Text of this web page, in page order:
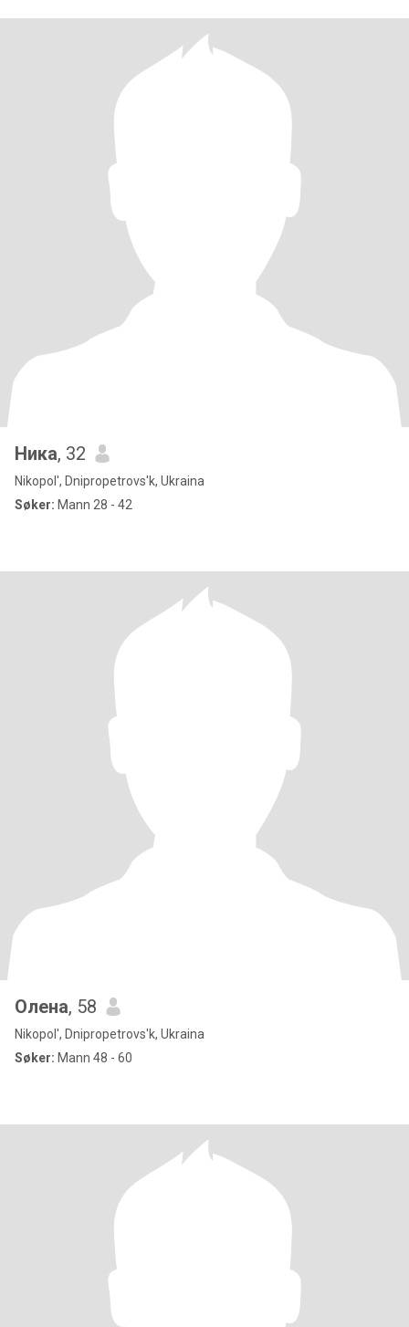
Ника, 32
Nikopol', Dnipropetrovs'k, Ukraina
Søker: Mann 28 - 42
Олена, 58
Nikopol', Dnipropetrovs'k, Ukraina
Søker: Mann 48 - 60